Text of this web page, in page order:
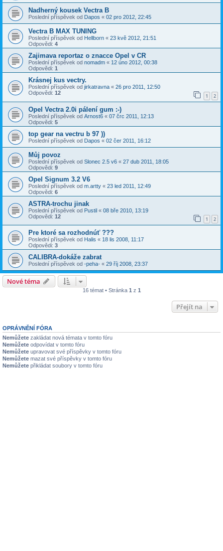
Nadherný kousek Vectra B
Poslední příspěvek od Dapos « 02 pro 2012, 22:45
Vectra B MAX TUNING
Poslední příspěvek od Hellborn « 23 kvě 2012, 21:51
Odpovědi: 4
Zajimava reportaz o znacce Opel v CR
Poslední příspěvek od nomadm « 12 úno 2012, 00:38
Odpovědi: 1
Krásnej kus vectry.
Poslední příspěvek od jirkatravna « 26 pro 2011, 12:50
Odpovědi: 12 1 2
Opel Vectra 2.0i pálení gum :-)
Poslední příspěvek od Arnost6 « 07 črc 2011, 12:13
Odpovědi: 5
top gear na vectru b 97 ))
Poslední příspěvek od Dapos « 02 čer 2011, 16:12
Můj povoz
Poslední příspěvek od Slonec 2.5 v6 « 27 dub 2011, 18:05
Odpovědi: 9
Opel Signum 3.2 V6
Poslední příspěvek od m.artty « 23 led 2011, 12:49
Odpovědi: 6
ASTRA-trochu jinak
Poslední příspěvek od Pustil « 08 bře 2010, 13:19
Odpovědi: 12 1 2
Pre ktoré sa rozhodnúť ???
Poslední příspěvek od Halis « 18 lis 2008, 11:17
Odpovědi: 3
CALIBRA-dokáže zabrat
Poslední příspěvek od -peha- « 29 říj 2008, 23:37
Nové téma
16 témat • Stránka 1z 1
Přejít na
OPRÁVNĚNÍ FÓRA
Nemůžete zakládat nová témata v tomto fóru
Nemůžete odpovídat v tomto fóru
Nemůžete upravovat své příspěvky v tomto fóru
Nemůžete mazat své příspěvky v tomto fóru
Nemůžete přikládat soubory v tomto fóru